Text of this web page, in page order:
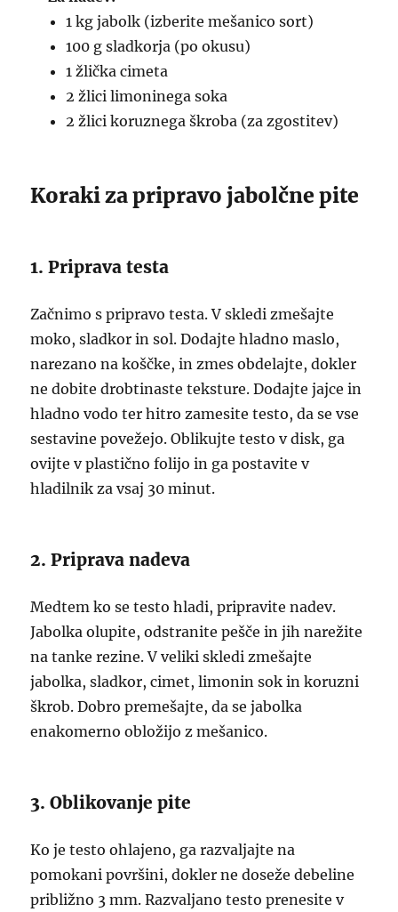
1 kg jabolk (izberite mešanico sort)
100 g sladkorja (po okusu)
1 žlička cimeta
2 žlici limoninega soka
2 žlici koruznega škroba (za zgostitev)
Koraki za pripravo jabolčne pite
1. Priprava testa
Začnimo s pripravo testa. V skledi zmešajte
moko, sladkor in sol. Dodajte hladno maslo,
narezano na koščke, in zmes obdelajte, dokler
ne dobite drobtinaste teksture. Dodajte jajce in
hladno vodo ter hitro zamesite testo, da se vse
sestavine povežejo. Oblikujte testo v disk, ga
ovijte v plastično folijo in ga postavite v
hladilnik za vsaj 30 minut.
2. Priprava nadeva
Medtem ko se testo hladi, pripravite nadev.
Jabolka olupite, odstranite pešče in jih narežite
na tanke rezine. V veliki skledi zmešajte
jabolka, sladkor, cimet, limonin sok in koruzni
škrob. Dobro premešajte, da se jabolka
enakomerno obložijo z mešanico.
3. Oblikovanje pite
Ko je testo ohlajeno, ga razvaljajte na
pomokani površini, dokler ne doseže debeline
približno 3 mm. Razvaljano testo prenesite v